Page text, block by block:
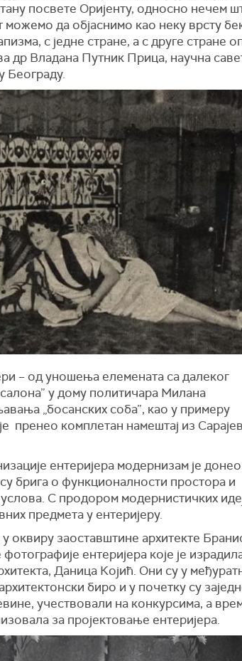
посвете Оријенту, односно нечем
да објаснимо као неку врсту
с једне стране, а с друге стране
др Владана Путник Прица, научна
Београду.
– од уношења елемената са далеког
у дому политичара Милана
„босанских соба”, као у примеру
пренео комплетан намештај из
ентеријера модернизам је донео
брига о функционалности простора и
С продором модернистичких
предмета у ентеријеру.
оквиру заоставштине архитекте
ентеријера које је
Даница Којић. Они су у
биро и у почетку су
учествовали на конкурсима, а
за пројектовање ентеријера.